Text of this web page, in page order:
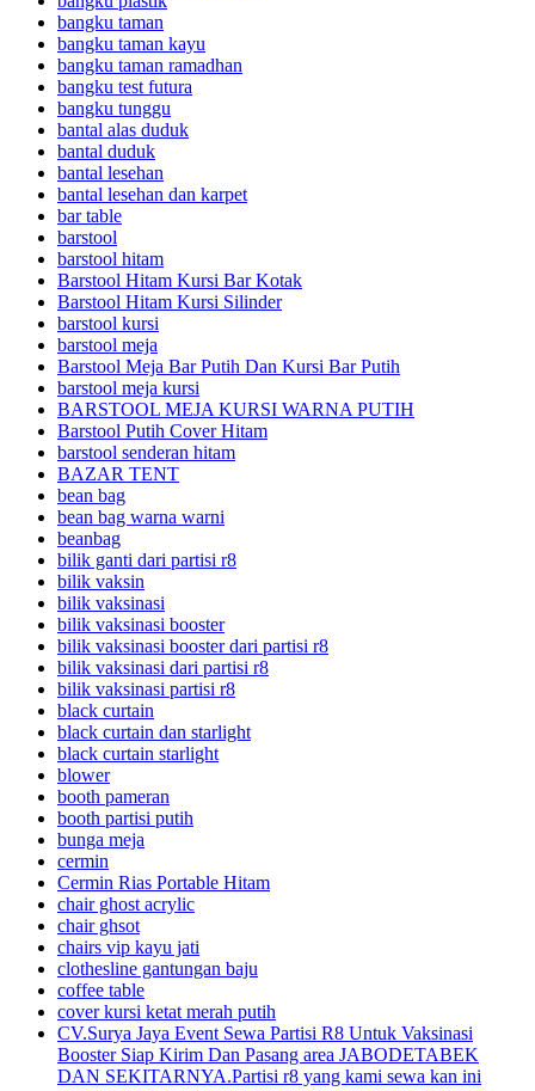
bangku taman
bangku taman kayu
bangku taman ramadhan
bangku test futura
bangku tunggu
bantal alas duduk
bantal duduk
bantal lesehan
bantal lesehan dan karpet
bar table
barstool
barstool hitam
Barstool Hitam Kursi Bar Kotak
Barstool Hitam Kursi Silinder
barstool kursi
barstool meja
Barstool Meja Bar Putih Dan Kursi Bar Putih
barstool meja kursi
BARSTOOL MEJA KURSI WARNA PUTIH
Barstool Putih Cover Hitam
barstool senderan hitam
BAZAR TENT
bean bag
bean bag warna warni
beanbag
bilik ganti dari partisi r8
bilik vaksin
bilik vaksinasi
bilik vaksinasi booster
bilik vaksinasi booster dari partisi r8
bilik vaksinasi dari partisi r8
bilik vaksinasi partisi r8
black curtain
black curtain dan starlight
black curtain starlight
blower
booth pameran
booth partisi putih
bunga meja
cermin
Cermin Rias Portable Hitam
chair ghost acrylic
chair ghsot
chairs vip kayu jati
clothesline gantungan baju
coffee table
cover kursi ketat merah putih
CV.Surya Jaya Event Sewa Partisi R8 Untuk Vaksinasi
Booster Siap Kirim Dan Pasang area JABODETABEK
DAN SEKITARNYA.Partisi r8 yang kami sewa kan ini